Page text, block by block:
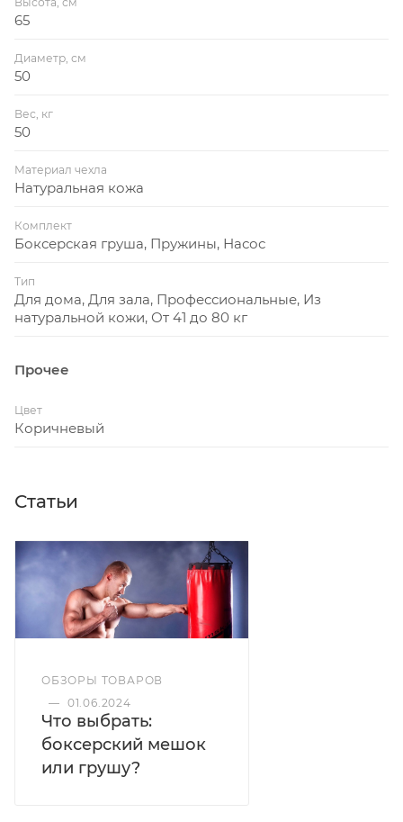
Пружимы не издают металлический грохот при
Уменьшает амплитуду раскачивания груши за
Цвет водоналивной боксерской груши:
65
Диаметр, см
50
Вес, кг
50
Материал чехла
Натуральная кожа
Комплект
Боксерская груша, Пружины, Насос
Тип
Для дома, Для зала, Профессиональные, Из
натуральной кожи, От 41 до 80 кг
Прочее
Цвет
Коричневый
Статьи
ОБЗОРЫ ТОВАРОВ
— 01.06.2024
Что выбрать:
боксерский мешок
или грушу?